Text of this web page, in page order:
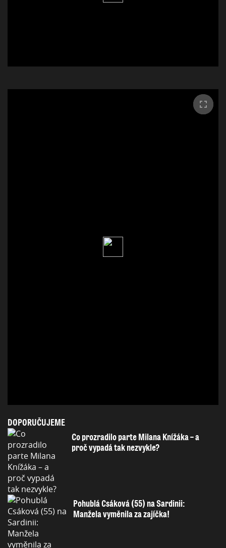
DOPORUČUJEME
Co prozradilo parte Milana Knížáka – a
proč vypadá tak nezvykle?
Pohublá Csáková (55) na Sardinii:
Manžela vyměnila za zajíčka!